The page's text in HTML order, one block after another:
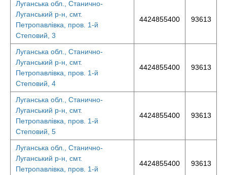
Луганська обл., Станично-
Луганський р-н, смт.
Петропавлівка, пров. 1-й
Степовий, 3
4424855400 93613
Луганська обл., Станично-
Луганський р-н, смт.
Петропавлівка, пров. 1-й
Степовий, 4
4424855400 93613
Луганська обл., Станично-
Луганський р-н, смт.
Петропавлівка, пров. 1-й
Степовий, 5
4424855400 93613
Луганська обл., Станично-
Луганський р-н, смт.
Петропавлівка, пров. 1-й
4424855400 93613